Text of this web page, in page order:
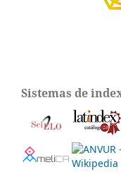
Sistemas de